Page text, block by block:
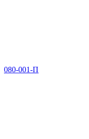
080-001-П